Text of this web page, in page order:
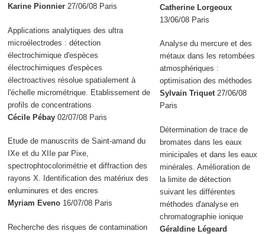
Karine Pionnier 27/06/08 Paris
Applications analytiques des ultra
microélectrodes : détection
électrochimique d'espèces
électrochimiques d'espèces
électroactives résolue spatialement à
l'échelle micrométrique. Etablissement de
profils de concentrations
Cécile Pébay 02/07/08 Paris
Etude de manuscrits de Saint-amand du
IXe et du XIIe par Pixe,
spectrophtocolorimétrie et diffraction des
rayons X. Identification des matériux des
enluminures et des encres
Myriam Eveno 16/07/08 Paris
Recherche des risques de contamination
Catherine Lorgeoux
13/06/08 Paris
Analyse du mercure et des
métaux dans les retombées
atmosphériques :
optimisation des méthodes
Sylvain Triquet27/06/08
Paris
Détermination de trace de
bromates dans les eaux
minicipales et dans les eaux
minérales. Amélioration de
la limite de détection
suivant les différentes
méthodes d'analyse en
chromatographie ionique
Géraldine Légeard